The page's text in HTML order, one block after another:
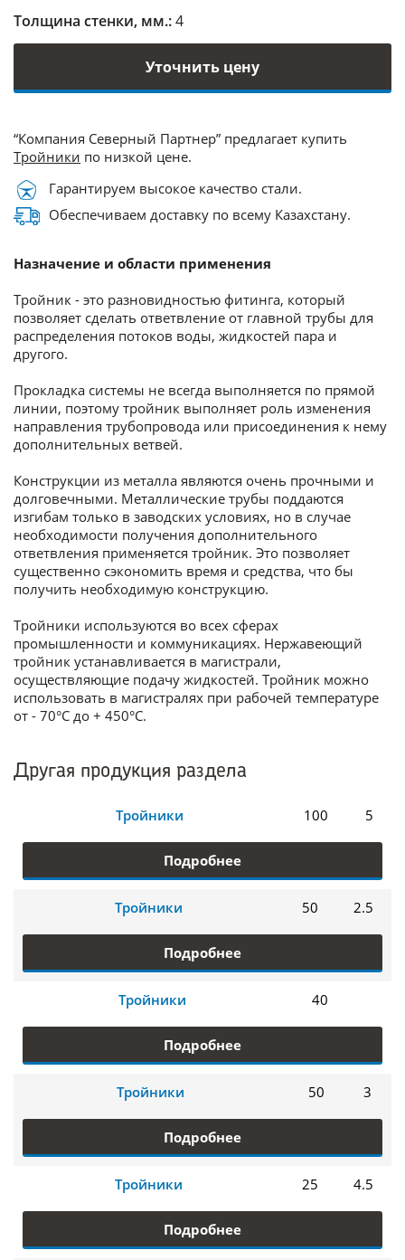
Толщина стенки, мм.:4
Уточнить цену
“Компания Северный Партнер” предлагает купить
Тройники по низкой цене.
Гарантируем высокое качество стали.
Обеспечиваем доставку по всему Казахстану.
Назначение и области применения
Тройник - это разновидностью фитинга, который
позволяет сделать ответвление от главной трубы для
распределения потоков воды, жидкостей пара и
другого.
Прокладка системы не всегда выполняется по прямой
линии, поэтому тройник выполняет роль изменения
направления трубопровода или присоединения к нему
дополнительных ветвей.
Конструкции из металла являются очень прочными и
долговечными. Металлические трубы поддаются
изгибам только в заводских условиях, но в случае
необходимости получения дополнительного
ответвления применяется тройник. Это позволяет
существенно сэкономить время и средства, что бы
получить необходимую конструкцию.
Тройники используются во всех сферах
промышленности и коммуникациях. Нержавеющий
тройник устанавливается в магистрали,
осуществляющие подачу жидкостей. Тройник можно
использовать в магистралях при рабочей температуре
от - 70°С до + 450°С.
Другая продукция раздела
Тройники 100 5
Подробнее
Тройники 50 2.5
Подробнее
Тройники 40
Подробнее
Тройники 50 3
Подробнее
Тройники 25 4.5
Подробнее